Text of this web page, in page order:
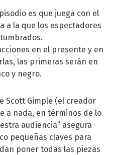
es que juega con el
a la que los espectadores
en el presente y en
las primeras serán en
y negro.
Scott Gimple (el creador
a nada, en términos de lo
audiencia” asegura
pequeñas claves para
poner todas las piezas